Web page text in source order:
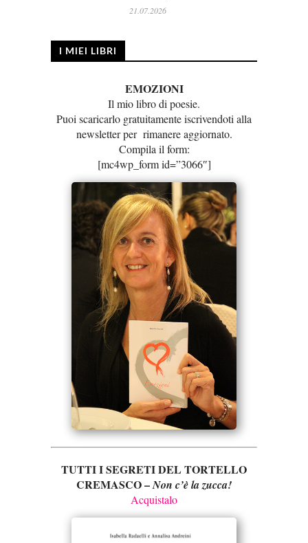
21.07.2026
I MIEI LIBRI
EMOZIONI
Il mio libro di poesie.
Puoi scaricarlo gratuitamente iscrivendoti alla
newsletter per rimanere aggiornato.
Compila il form:
[mc4wp_form id=”3066″]
TUTTI I SEGRETI DEL TORTELLO
CREMASCO –Non c’è la zucca!
Acquistalo